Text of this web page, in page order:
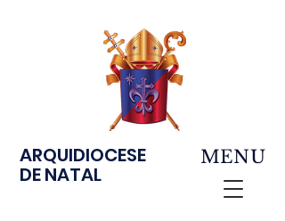
ARQUIDIOCESE
DE NATAL
MENU